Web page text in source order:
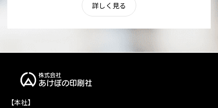
詳しく見る
【本社】